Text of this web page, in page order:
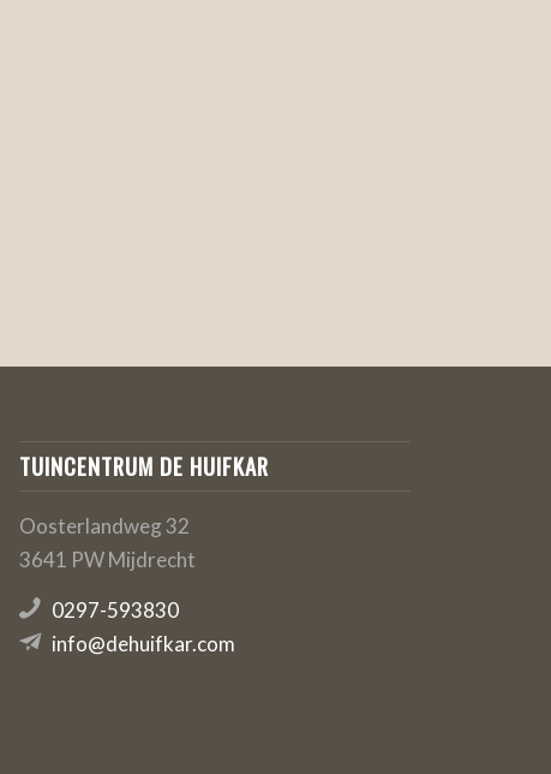
TUINCENTRUM DE HUIFKAR
Oosterlandweg 32
3641 PW Mijdrecht
0297-593830
info@dehuifkar.com